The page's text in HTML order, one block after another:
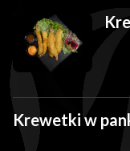
Krewetki w